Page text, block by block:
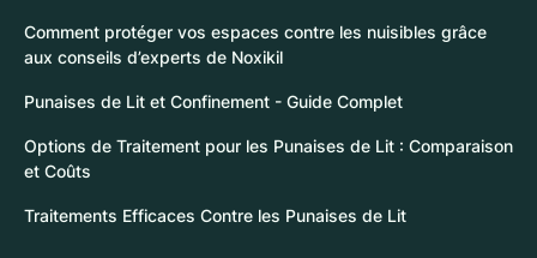
Comment protéger vos espaces contre les nuisibles grâce
aux conseils d’experts de Noxikil
Punaises de Lit et Confinement - Guide Complet
Options de Traitement pour les Punaises de Lit : Comparaison
et Coûts
Traitements Efficaces Contre les Punaises de Lit